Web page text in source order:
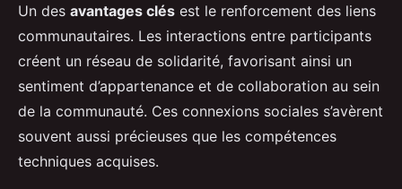
Un des avantages clés est le renforcement des liens
communautaires. Les interactions entre participants
créent un réseau de solidarité, favorisant ainsi un
sentiment d’appartenance et de collaboration au sein
de la communauté. Ces connexions sociales s’avèrent
souvent aussi précieuses que les compétences
techniques acquises.